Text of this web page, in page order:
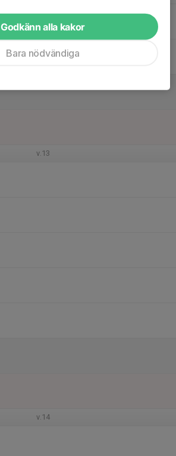
v.13
v.14
Godkänn alla kakor
Bara nödvändiga